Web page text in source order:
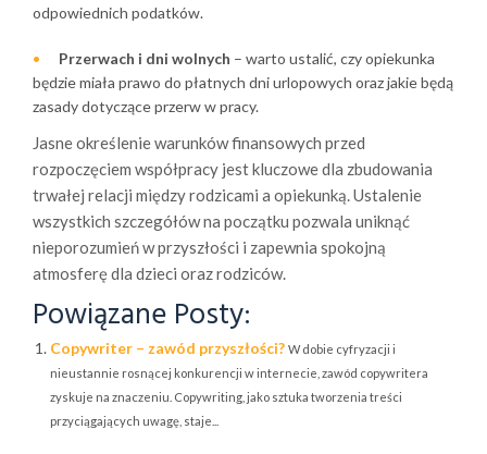
odpowiednich podatków.
Przerwach i dni wolnych – warto ustalić, czy opiekunka
będzie miała prawo do płatnych dni urlopowych oraz jakie będą
zasady dotyczące przerw w pracy.
Jasne określenie warunków finansowych przed
rozpoczęciem współpracy jest kluczowe dla zbudowania
trwałej relacji między rodzicami a opiekunką. Ustalenie
wszystkich szczegółów na początku pozwala uniknąć
nieporozumień w przyszłości i zapewnia spokojną
atmosferę dla dzieci oraz rodziców.
Powiązane Posty:
Copywriter – zawód przyszłości? W dobie cyfryzacji i
nieustannie rosnącej konkurencji w internecie, zawód copywritera
zyskuje na znaczeniu. Copywriting, jako sztuka tworzenia treści
przyciągających uwagę, staje...